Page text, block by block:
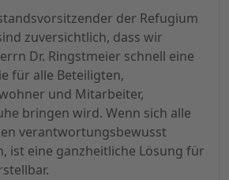
der Refugium
zuversichtlich, dass wir
Dr. Ringstmeier schnell eine
für alle Beteiligten,
und Mitarbeiter,
bringen wird. Wenn sich alle
verantwortungsbewusst
ist eine ganzheitliche Lösung für